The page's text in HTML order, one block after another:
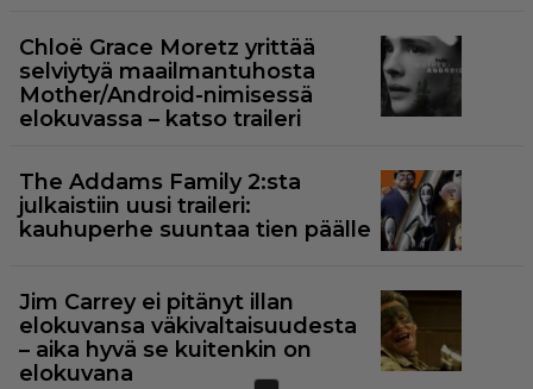
Chloë Grace Moretz yrittää
selviytyä maailmantuhosta
Mother/Android-nimisessä
elokuvassa – katso traileri
The Addams Family 2:sta
julkaistiin uusi traileri:
kauhuperhe suuntaa tien päälle
Jim Carrey ei pitänyt illan
elokuvansa väkivaltaisuudesta
– aika hyvä se kuitenkin on
elokuvana